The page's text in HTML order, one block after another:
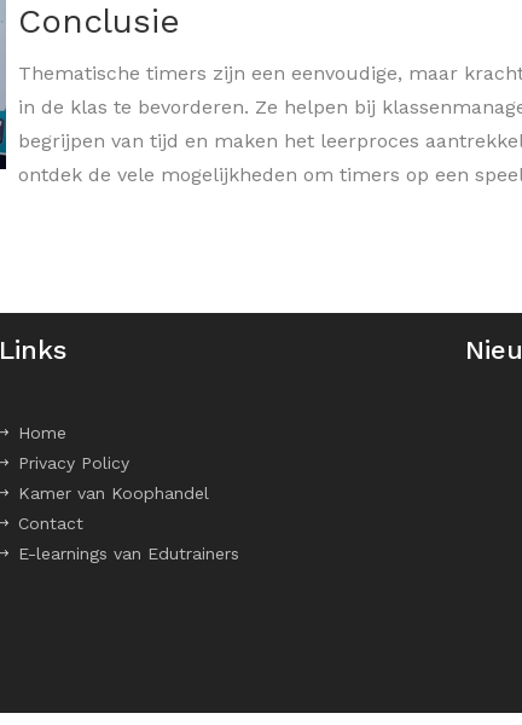
Conclusie
Thematische timers zijn een eenvoudige, maar
in de klas te bevorderen. Ze helpen bij
begrijpen van tijd en maken het leerproces
ontdek de vele mogelijkheden om timers op een
Links
Home
Privacy Policy
Kamer van Koophandel
Contact
E-learnings van Edutrainers